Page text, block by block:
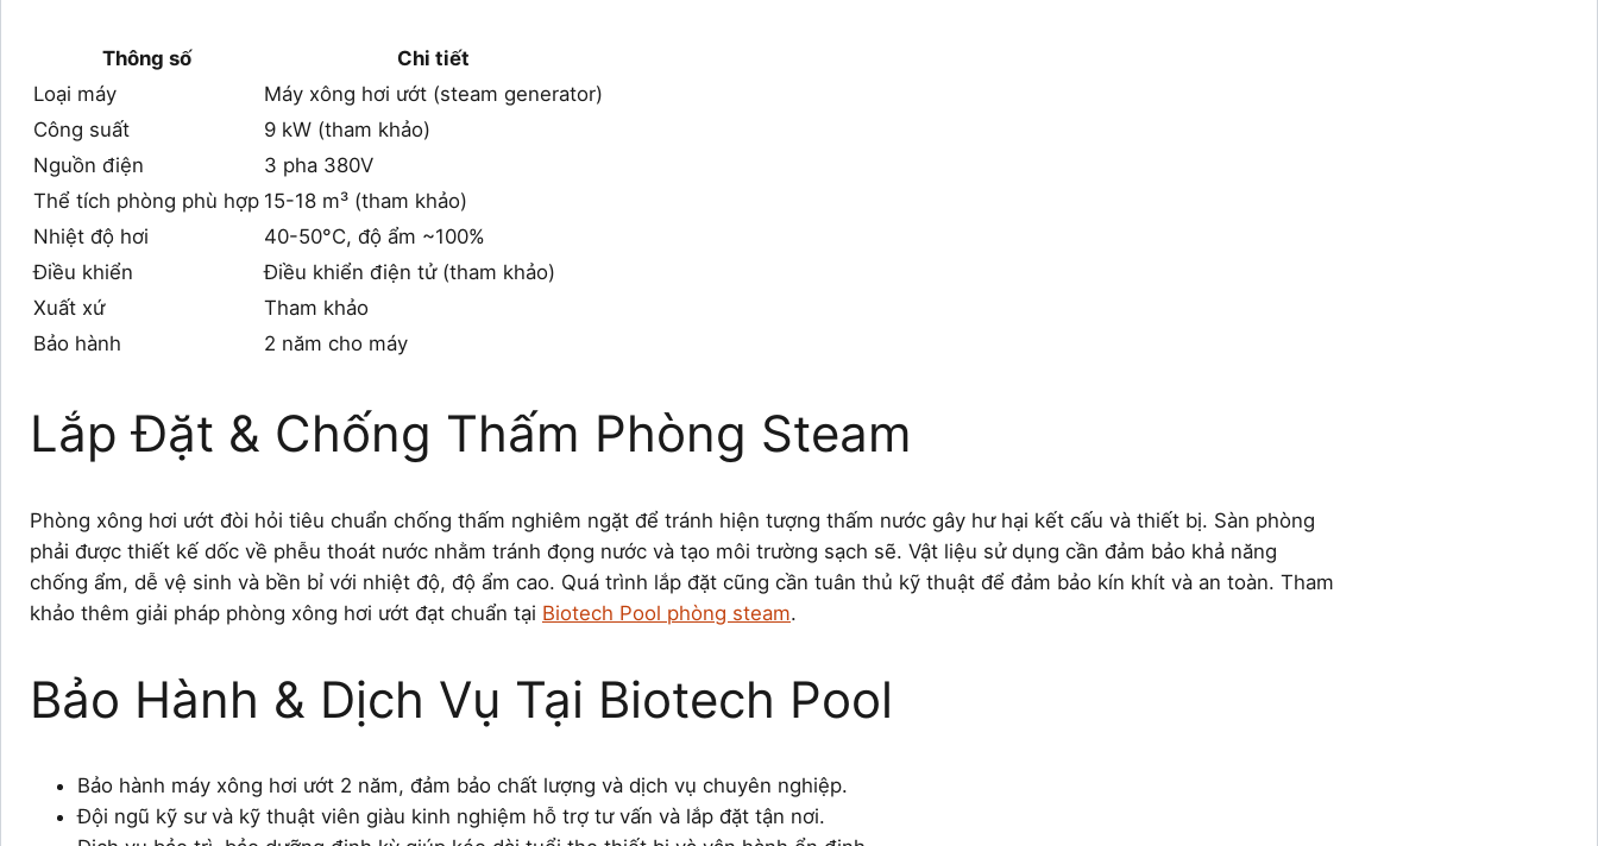
Thông số
Chi tiết
Loại máy
Máy xông hơi ướt (steam generator)
Công suất
9 kW (tham khảo)
Nguồn điện
3 pha 380V
Thể tích phòng phù hợp 15-18 m³ (tham khảo)
Nhiệt độ hơi
40-50°C, độ ẩm ~100%
Điều khiển
Điều khiển điện tử (tham khảo)
Xuất xứ
Tham khảo
Bảo hành
2 năm cho máy
Lắp Đặt & Chống Thấm Phòng Steam
Phòng xông hơi ướt đòi hỏi tiêu chuẩn chống thấm nghiêm ngặt để tránh hiện tượng thấm nước gây hư hại kết cấu và thiết bị. Sàn phòng
phải được thiết kế dốc về phễu thoát nước nhằm tránh đọng nước và tạo môi trường sạch sẽ. Vật liệu sử dụng cần đảm bảo khả năng
chống ẩm, dễ vệ sinh và bền bỉ với nhiệt độ, độ ẩm cao. Quá trình lắp đặt cũng cần tuân thủ kỹ thuật để đảm bảo kín khít và an toàn. Tham
khảo thêm giải pháp phòng xông hơi ướt đạt chuẩn tại Biotech Pool phòng steam.
Bảo Hành & Dịch Vụ Tại Biotech Pool
Bảo hành máy xông hơi ướt 2 năm, đảm bảo chất lượng và dịch vụ chuyên nghiệp.
Đội ngũ kỹ sư và kỹ thuật viên giàu kinh nghiệm hỗ trợ tư vấn và lắp đặt tận nơi.